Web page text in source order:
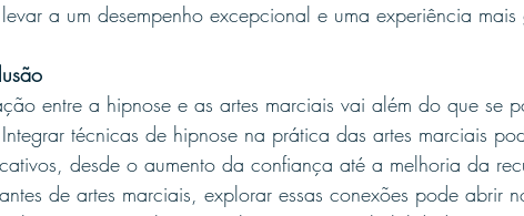
a um desempenho excepcional e uma experiência mais
entre a hipnose e as artes marciais vai além do que se
técnicas de hipnose na prática das artes marciais
desde o aumento da confiança até a melhoria da
de artes marciais, explorar essas conexões pode abrir